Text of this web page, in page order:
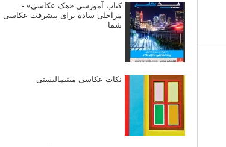
کتاب آموزشی «هک عکاسی» -
مراحلی ساده برای پیشرفت عکاسی
شما
نکات عکاسی مینیمالیستی